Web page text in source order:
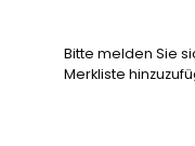
Bitte melden Sie
Merkliste